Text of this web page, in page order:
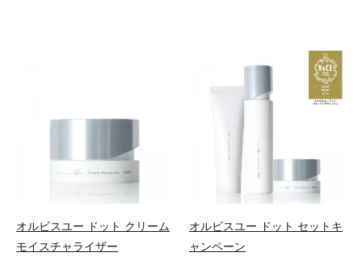
オルビスユー ドット クリーム
モイスチャライザー
オルビスユー ドット セットキ
ャンペーン